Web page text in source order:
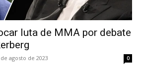
luta de MMA por debate
de agosto de 2023 0